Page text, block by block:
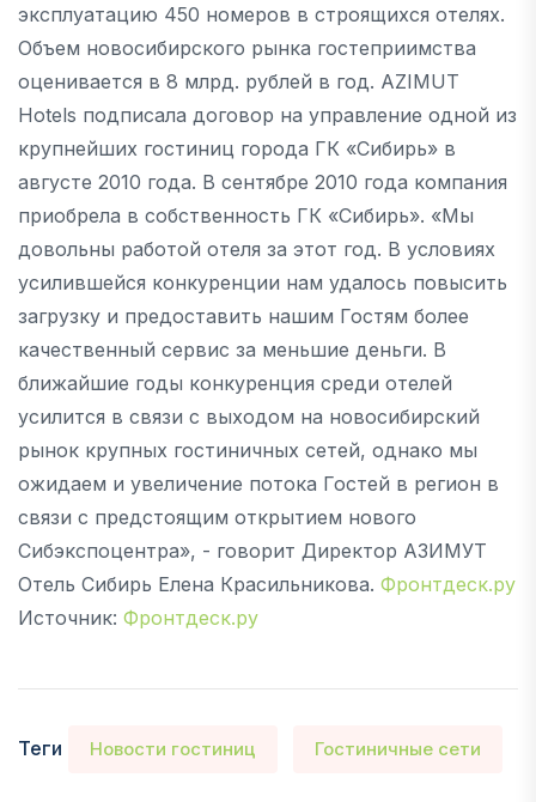
эксплуатацию 450 номеров в строящихся отелях.
Объем новосибирского рынка гостеприимства
оценивается в 8 млрд. рублей в год. AZIMUT
Hotels подписала договор на управление одной из
крупнейших гостиниц города ГК «Сибирь» в
августе 2010 года. В сентябре 2010 года компания
приобрела в собственность ГК «Сибирь». «Мы
довольны работой отеля за этот год. В условиях
усилившейся конкуренции нам удалось повысить
загрузку и предоставить нашим Гостям более
качественный сервис за меньшие деньги. В
ближайшие годы конкуренция среди отелей
усилится в связи с выходом на новосибирский
рынок крупных гостиничных сетей, однако мы
ожидаем и увеличение потока Гостей в регион в
связи с предстоящим открытием нового
Сибэкспоцентра», - говорит Директор АЗИМУТ
Отель Сибирь Елена Красильникова. Фронтдеск.ру
Источник: Фронтдеск.ру
Теги Новости гостиниц Гостиничные сети